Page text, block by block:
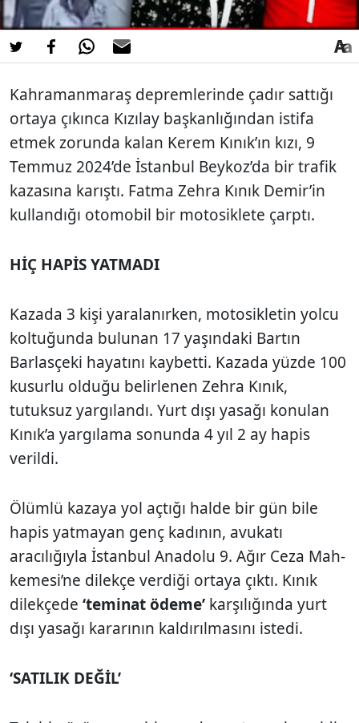
Kahramanmaraş deprem­lerinde çadır sattığı
ortaya çıkınca Kızılay başkanlığın­dan istifa
etmek zorunda kalan Kerem Kınık’ın kızı, 9
Temmuz 2024’de İstanbul Beykoz’da bir trafik
kazasına karıştı. Fatma Zehra Kınık Demir’in
kullandığı otomobil bir motosiklete çarptı.
HİÇ HAPİS YATMADI
Kazada 3 kişi yaralanırken, motosikletin yolcu
koltu­ğunda bulunan 17 yaşındaki Bartın
Barlasçeki hayatını kaybetti. Kazada yüzde 100
kusurlu olduğu belirlenen Zehra Kınık,
tutuksuz yargı­landı. Yurt dışı yasağı konu­lan
Kınık’a yargılama sonun­da 4 yıl 2 ay hapis
verildi.
Ölümlü kazaya yol açtığı halde bir gün bile
hapis yat­mayan genç kadının, avukatı
aracılığıyla İstanbul Anadolu 9. Ağır Ceza Mah­
kemesi’ne dilekçe verdiği ortaya çıktı. Kınık
dilekçede ‘teminat ödeme’ karşılığın­da yurt
dışı yasağı kararının kaldırılmasını istedi.
‘SATILIK DEĞİL’